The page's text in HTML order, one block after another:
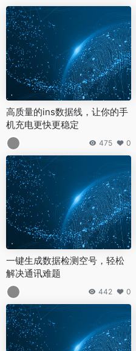
高质量的ins数据线，让你的手
机充电更快更稳定
475 0
一键生成数据检测空号，轻松
解决通讯难题
442 0